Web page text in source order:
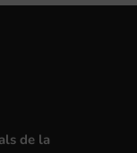
de la